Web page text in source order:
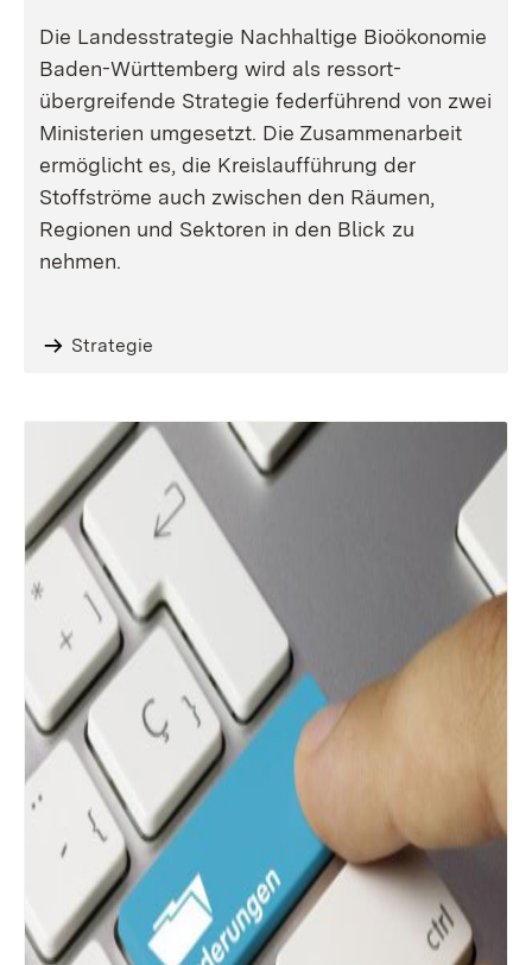
Die Landesstrategie Nachhaltige Bioökonomie
Baden-Württemberg wird als ressort-
übergreifende Strategie federführend von zwei
Ministerien umgesetzt. Die Zusammenarbeit
ermöglicht es, die Kreislaufführung der
Stoffströme auch zwischen den Räumen,
Regionen und Sektoren in den Blick zu
nehmen.
Strategie